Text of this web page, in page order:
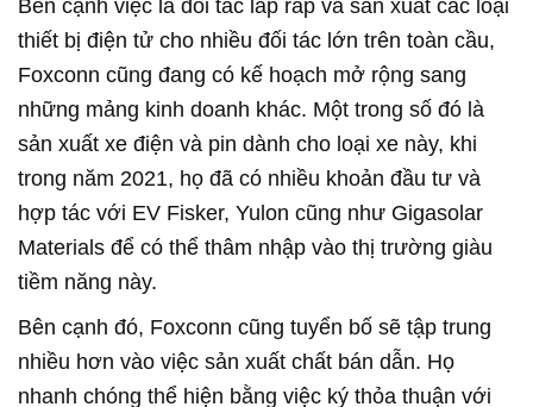
Bên cạnh việc là đối tác lắp ráp và sản xuất các loại
thiết bị điện tử cho nhiều đối tác lớn trên toàn cầu,
Foxconn cũng đang có kế hoạch mở rộng sang
những mảng kinh doanh khác. Một trong số đó là
sản xuất xe điện và pin dành cho loại xe này, khi
trong năm 2021, họ đã có nhiều khoản đầu tư và
hợp tác với EV Fisker, Yulon cũng như Gigasolar
Materials để có thể thâm nhập vào thị trường giàu
tiềm năng này.
Bên cạnh đó, Foxconn cũng tuyển bố sẽ tập trung
nhiều hơn vào việc sản xuất chất bán dẫn. Họ
nhanh chóng thể hiện bằng việc ký thỏa thuận với